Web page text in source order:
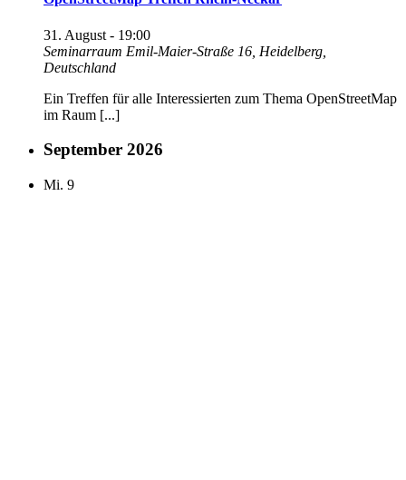
31. August - 19:00
Seminarraum Emil-Maier-Straße 16, Heidelberg,
Deutschland
Ein Treffen für alle Interessierten zum Thema OpenStreetMap
im Raum [...]
September 2026
Mi. 9